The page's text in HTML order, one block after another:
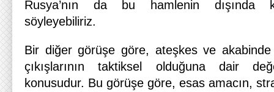
Rusya’nın da bu hamlenin dışında
söyleyebiliriz.
Bir diğer görüşe göre, ateşkes ve
çıkışlarının taktiksel olduğuna dair
konusudur. Bu görüşe göre, esas amacın,